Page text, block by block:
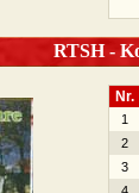
RTSH -
Nr.
1
2
3